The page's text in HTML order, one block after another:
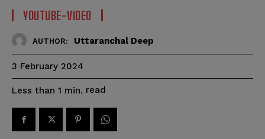
YOUTUBE-VIDEO
AUTHOR: Uttaranchal Deep
3 February 2024
Less than 1 min. read